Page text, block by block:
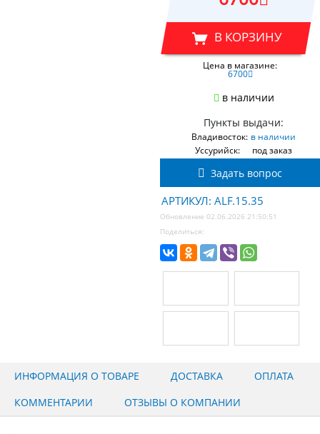
В КОРЗИНУ
Цена в магазине:
6700
в наличии
Пункты выдачи:
Владивосток: в наличии
Уссурийск:
под заказ
Задать вопрос
АРТИКУЛ: ALF.15.35
Обновление 02.06.2026 21:50:51
Поделиться:
ИНФОРМАЦИЯ О ТОВАРЕ ДОСТАВКА
ОПЛАТА
КОММЕНТАРИИ
ОТЗЫВЫ О КОМПАНИИ